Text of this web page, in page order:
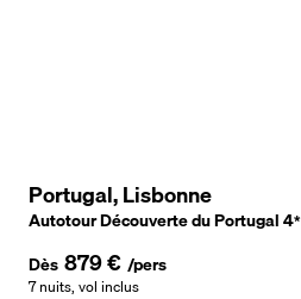
Portugal, Lisbonne
Autotour Découverte du Portugal4*
Dès 879 € /pers
7 nuits, vol inclus